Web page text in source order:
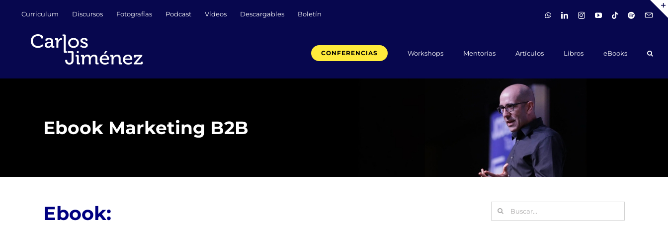
contenido
Curriculum Discursos Fotografías Podcast Vídeos Descargables Boletín WhatsApp
LinkedInInstagramYouTubeTiktokSpotify
CONFERENCIAS Workshops Mentorías Artículos Libros eBooks
Ebook Marketing B2B
Ebook:
Buscar: